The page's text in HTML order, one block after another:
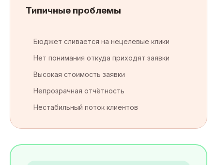
Типичные проблемы
Бюджет сливается на нецелевые клики
Нет понимания откуда приходят заявки
Высокая стоимость заявки
Непрозрачная отчётность
Нестабильный поток клиентов